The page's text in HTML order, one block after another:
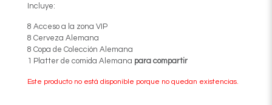
Incluye:
8 Acceso a la zona VIP
8 Cerveza Alemana
8 Copa de Colección Alemana
1 Platter de comida Alemana para compartir
Este producto no está disponible porque no quedan existencias.